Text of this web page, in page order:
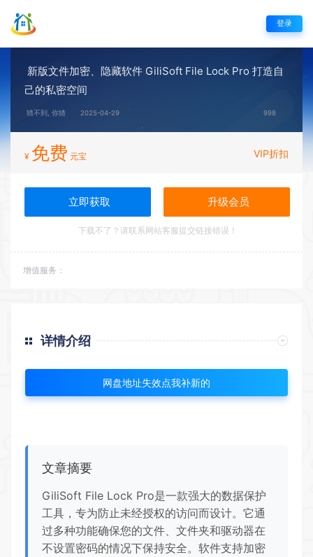
登录
新版文件加密、隐藏软件 GiliSoft File Lock Pro 打造自
己的私密空间
猜不到, 你猜 2025-04-29 998
¥ 免费 元宝 VIP折扣
立即获取 升级会员
下载不了？请联系网站客服提交链接错误！
增值服务：
详情介绍
网盘地址失效点我补新的
文章摘要
GiliSoft File Lock Pro是一款强大的数据保护
工具，专为防止未经授权的访问而设计。它通
过多种功能确保您的文件、文件夹和驱动器在
不设置密码的情况下保持安全。软件支持加密